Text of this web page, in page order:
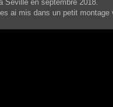
Séville en septembre 2018.
ai mis dans un petit